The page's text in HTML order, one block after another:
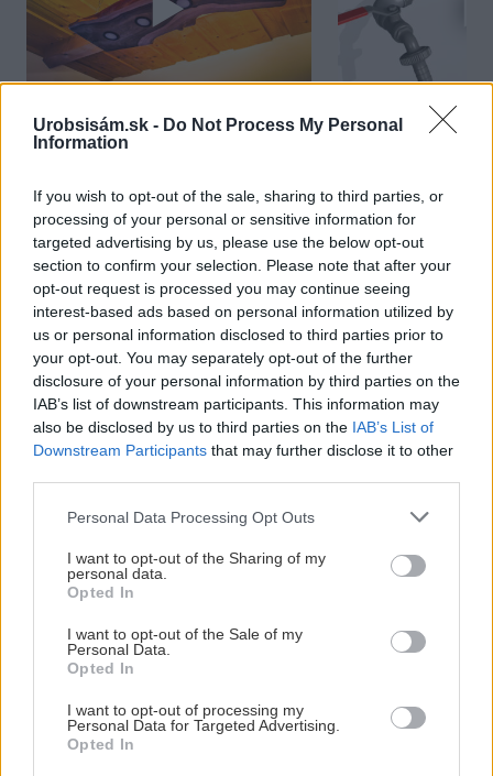
Urobsisám.sk - Do Not Process My Personal
Information
If you wish to opt-out of the sale, sharing to third parties, or
processing of your personal or sensitive information for
targeted advertising by us, please use the below opt-out
section to confirm your selection. Please note that after your
opt-out request is processed you may continue seeing
interest-based ads based on personal information utilized by
us or personal information disclosed to third parties prior to
your opt-out. You may separately opt-out of the further
disclosure of your personal information by third parties on the
IAB’s list of downstream participants. This information may
also be disclosed by us to third parties on the IAB’s List of
Downstream Participants that may further disclose it to other
Please note that this website/app uses one or more Google
not limited to your visit or usage behaviour. You may click to
grant or deny consent to Google and its third-party tags to
use your data for below specified purposes in below Google
consent section.
Personal Data Processing Opt Outs
I want to opt-out of the Sharing of my
personal data.
Opted In
I want to opt-out of the Sale of my
Personal Data.
Opted In
I want to opt-out of processing my
Personal Data for Targeted Advertising.
Opted In
Chcete dominantu interiéru,
Vyrobte si takéto masívne
orechové svietidlo
Prečo klasická
ako to vyriešiť
ZÁHRADA
sucho a teplo? Tieto
vysaďte na miesta, na
levanduľa! 7 fialových